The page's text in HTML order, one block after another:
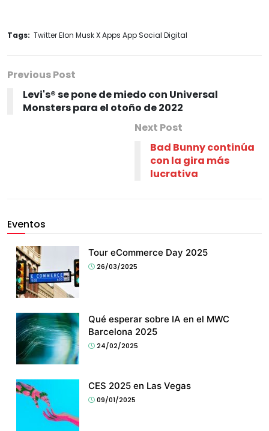
Tags: Twitter Elon Musk X Apps App Social Digital
Previous Post
Levi's® se pone de miedo con Universal
Monsters para el otoño de 2022
Next Post
Bad Bunny continúa
con la gira más
lucrativa
Eventos
Tour eCommerce Day 2025
26/03/2025
Qué esperar sobre IA en el MWC
Barcelona 2025
24/02/2025
CES 2025 en Las Vegas
09/01/2025